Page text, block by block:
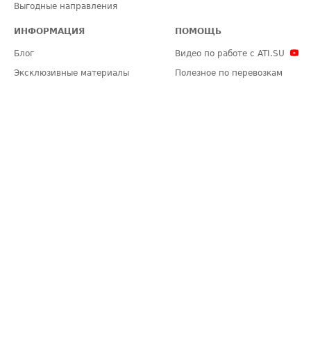
Выгодные направления
ИНФОРМАЦИЯ
Блог
Эксклюзивные материалы
ПОМОЩЬ
Видео по работе с ATI.SU
Полезное по перевозкам